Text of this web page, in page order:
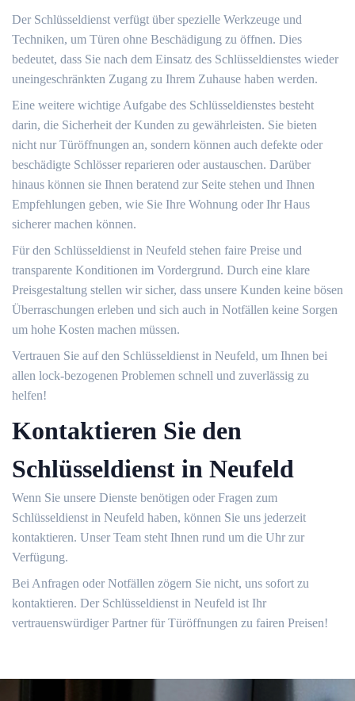
Der Schlüsseldienst verfügt über spezielle Werkzeuge und
Techniken, um Türen ohne Beschädigung zu öffnen.​ Dies
bedeutet, dass Sie nach dem Einsatz des Schlüsseldienstes wieder
uneingeschränkten Zugang zu Ihrem Zuhause haben werden.​
Eine weitere wichtige Aufgabe des Schlüsseldienstes besteht
darin, die Sicherheit der Kunden zu gewährleisten.​ Sie bieten
nicht nur Türöffnungen an, sondern können auch defekte oder
beschädigte Schlösser reparieren oder austauschen.​ Darüber
hinaus können sie Ihnen beratend zur Seite stehen und Ihnen
Empfehlungen geben, wie Sie Ihre Wohnung oder Ihr Haus
sicherer machen können.​
Für den Schlüsseldienst in Neufeld stehen faire Preise und
transparente Konditionen im Vordergrund.​ Durch eine klare
Preisgestaltung stellen wir sicher, dass unsere Kunden keine bösen
Überraschungen erleben und sich auch in Notfällen keine Sorgen
um hohe Kosten machen müssen.​
Vertrauen Sie auf den Schlüsseldienst in Neufeld, um Ihnen bei
allen lock-bezogenen Problemen schnell und zuverlässig zu
helfen!​
Kontaktieren Sie den
Schlüsseldienst in Neufeld
Wenn Sie unsere Dienste benötigen oder Fragen zum
Schlüsseldienst in Neufeld haben, können Sie uns jederzeit
kontaktieren.​ Unser Team steht Ihnen rund um die Uhr zur
Verfügung.​
Bei Anfragen oder Notfällen zögern Sie nicht, uns sofort zu
kontaktieren.​ Der Schlüsseldienst in Neufeld ist Ihr
vertrauenswürdiger Partner für Türöffnungen zu fairen Preisen!​